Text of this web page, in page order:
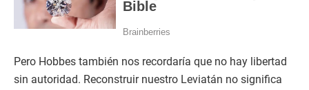
Pero Hobbes también nos recordaría que no hay libertad
sin autoridad. Reconstruir nuestro Leviatán no significa